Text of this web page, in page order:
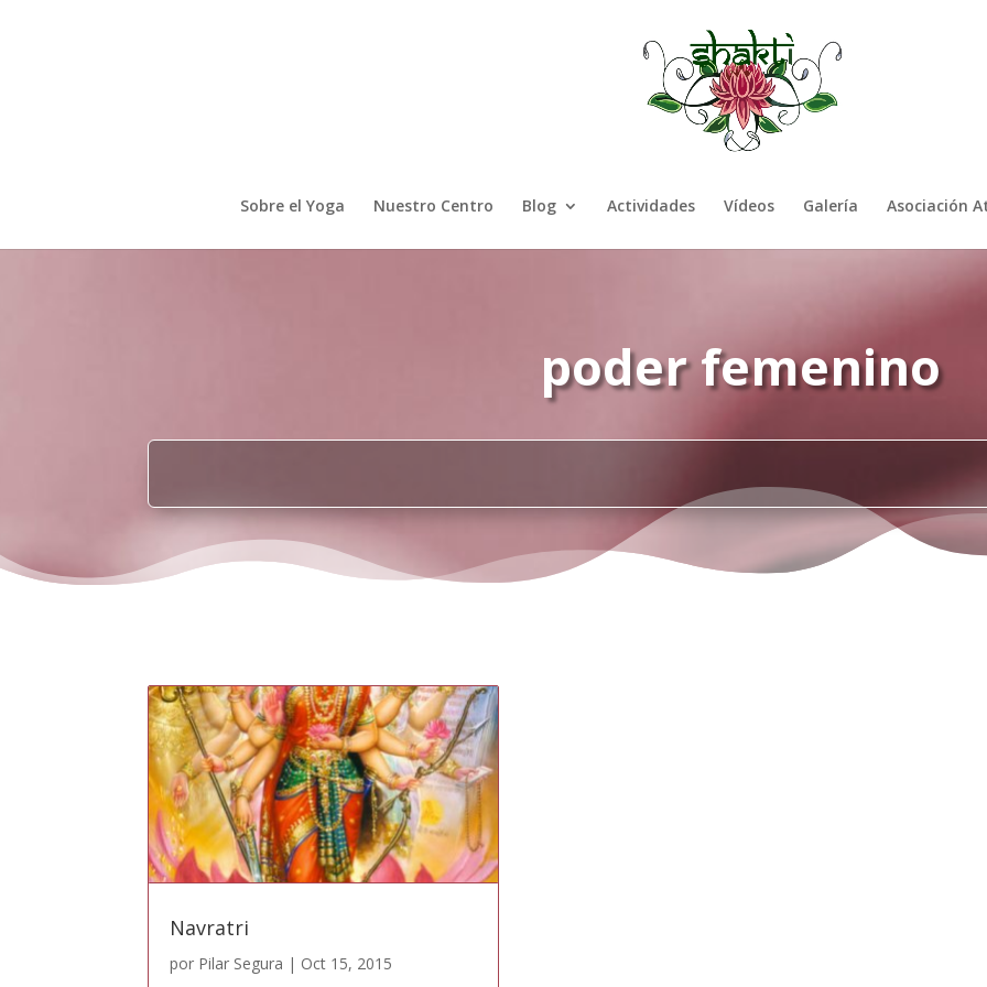
Sobre el Yoga Nuestro Centro Blog Actividades Vídeos Galería Asociación
poder femenino
Navratri
por Pilar Segura | Oct 15, 2015